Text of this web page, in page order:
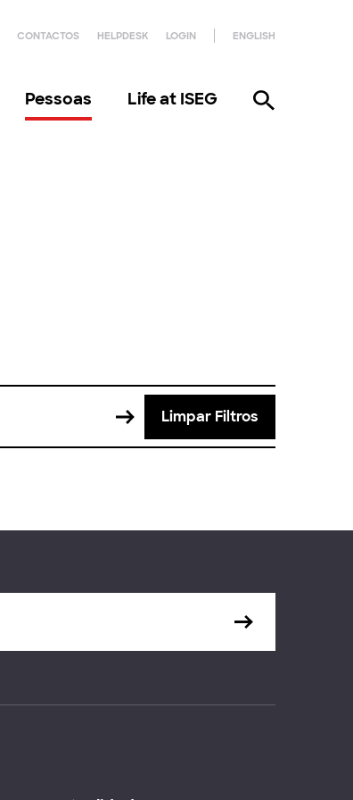
CONTACTOS HELPDESK LOGIN ENGLISH
Pessoas Life at ISEG
Limpar Filtros